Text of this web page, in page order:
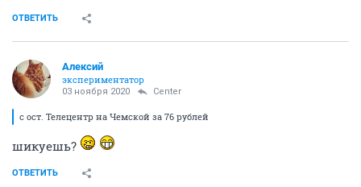
ОТВЕТИТЬ
Алексий
экспериментатор
03 ноября 2020 Center
с ост. Телецентр на Чемской за 76 рублей
шикуешь?
ОТВЕТИТЬ